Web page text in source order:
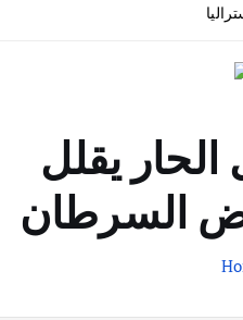
الحار يقلل
السرطان